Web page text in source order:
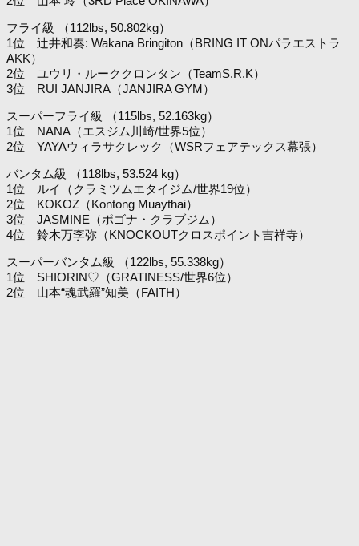
フライ級 （112lbs, 50.802kg）
1位 辻井和奏: Wakana Bringiton（BRING IT ONパラエストラ
AKK）
2位 ユウリ・ルーククロンタン（TeamS.R.K）
3位 RUI JANJIRA（JANJIRA GYM）
スーパーフライ級 （115lbs, 52.163kg）
1位 NANA（エスジム川崎/世界5位）
2位 YAYAウィラサクレック（WSRフェアテックス幕張）
バンタム級 （118lbs, 53.524 kg）
1位 ルイ（クラミツムエタイジム/世界19位）
2位 KOKOZ（Kontong Muaythai）
3位 JASMINE（ポゴナ・クラブジム）
4位 鈴木万李弥（KNOCKOUTクロスポイント吉祥寺）
スーパーバンタム級 （122lbs, 55.338kg）
1位 SHIORIN♡（GRATINESS/世界6位）
2位 山本“魂武羅”知美（FAITH）